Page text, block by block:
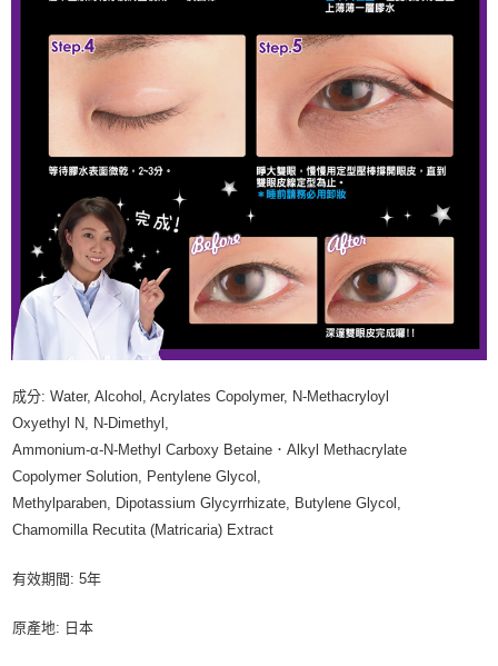
成分: Water, Alcohol, Acrylates Copolymer, N-Methacryloyl
Oxyethyl N, N-Dimethyl,
Ammonium-α-N-Methyl Carboxy Betaine．Alkyl Methacrylate
Copolymer Solution, Pentylene Glycol,
Methylparaben, Dipotassium Glycyrrhizate, Butylene Glycol,
Chamomilla Recutita (Matricaria) Extract
有效期間: 5年
原產地: 日本